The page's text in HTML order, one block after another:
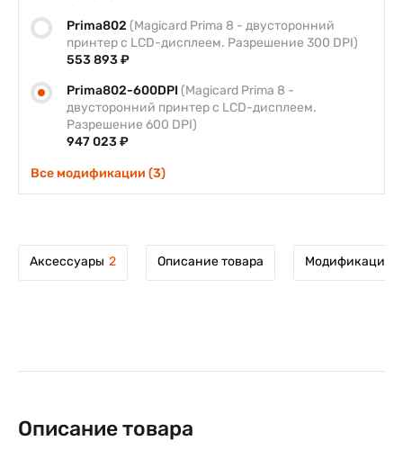
Prima802 (Magicard Prima 8 - двусторонний
принтер с LCD-дисплеем. Разрешение 300 DPI)
553 893 ₽
Prima802-600DPI (Magicard Prima 8 -
двусторонний принтер с LCD-дисплеем.
Разрешение 600 DPI)
947 023 ₽
Все модификации (3)
Аксессуары 2 Описание товара Модификации
Описание товара